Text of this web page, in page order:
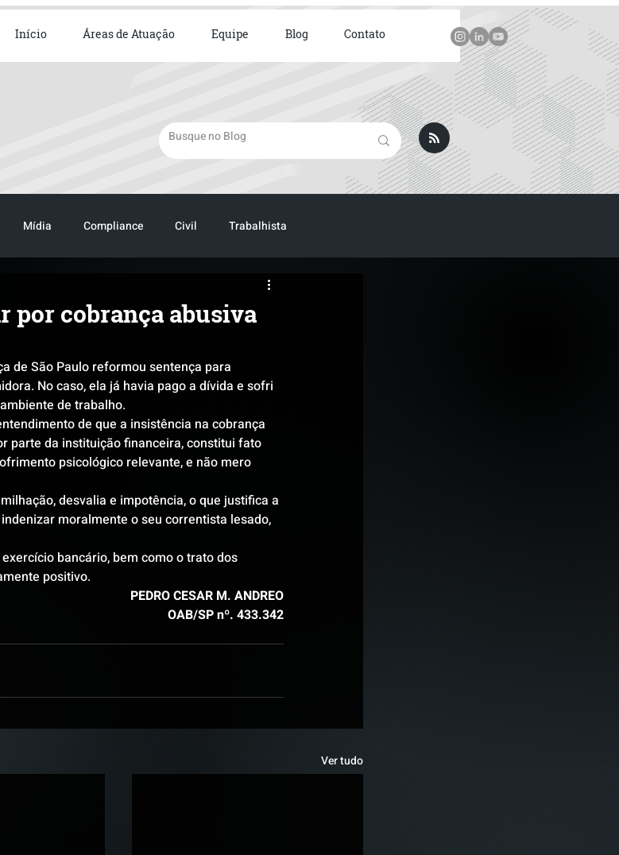
Início Áreas de Atuação Equipe Blog Contato
Mídia Compliance Civil Trabalhista
por cobrança abusiva
de São Paulo reformou sentença para
No caso, ela já havia pago a dívida e sofri
de trabalho.
de que a insistência na cobrança
parte da instituição financeira, constitui fato
psicológico relevante, e não mero
desvalia e impotência, o que justifica a
moralmente o seu correntista lesado,
bancário, bem como o trato dos
positivo.
PEDRO CESAR M. ANDREO
OAB/SP nº. 433.342
Ver tudo